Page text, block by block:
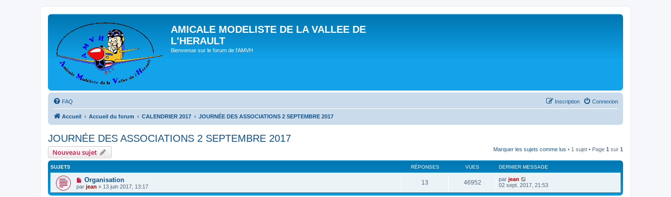
AMICALE MODELISTE DE LA VALLEE DE
L'HERAULT
Bienvenue sur le forum de l'AMVH
FAQ Connexion
Inscription
Accueil Accueil du forum CALENDRIER 2017 JOURNÉE DES ASSOCIATIONS 2 SEPTEMBRE 2017
JOURNÉE DES ASSOCIATIONS 2 SEPTEMBRE 2017
Nouveau sujet Marquer les sujets comme lus • 1 sujet • Page 1 sur 1
SUJETS RÉPONSES VUES DERNIER MESSAGE
Organisation
par jean » 13 juin 2017, 13:17
13 46952 par jean
02 sept. 2017, 21:53